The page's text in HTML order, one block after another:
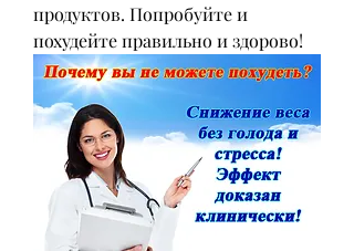
продуктов. Попробуйте и
похудейте правильно и здорово!